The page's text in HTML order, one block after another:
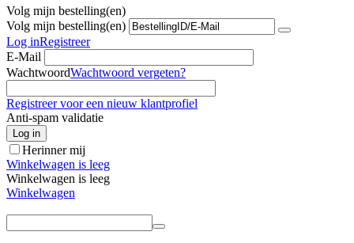
Volg mijn bestelling(en)
Volg mijn bestelling(en)
Log inRegistreer
E-Mail
WachtwoordWachtwoord vergeten?
Registreer voor een nieuw klantprofiel
Anti-spam validatie
Log in
Herinner mij
Winkelwagen is leeg
Winkelwagen is leeg
Winkelwagen